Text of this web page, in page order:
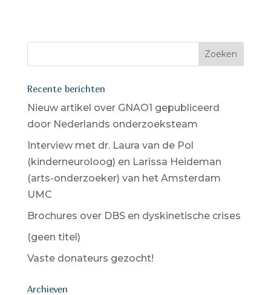
Recente berichten
Nieuw artikel over GNAO1 gepubliceerd
door Nederlands onderzoeksteam
Interview met dr. Laura van de Pol
(kinderneuroloog) en Larissa Heideman
(arts-onderzoeker) van het Amsterdam
UMC
Brochures over DBS en dyskinetische crises
(geen titel)
Vaste donateurs gezocht!
Archieven